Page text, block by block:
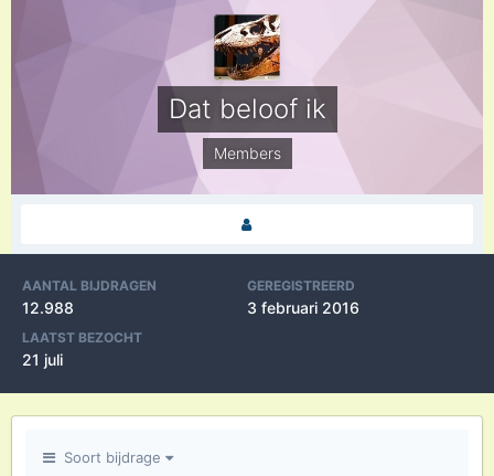
Dat beloof ik
Members
AANTAL BIJDRAGEN
12.988
GEREGISTREERD
3 februari 2016
LAATST BEZOCHT
21 juli
Soort bijdrage